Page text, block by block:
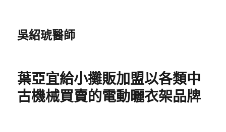
吳紹琥醫師
葉亞宜給小攤販加盟以各類中
古機械買賣的電動曬衣架品牌